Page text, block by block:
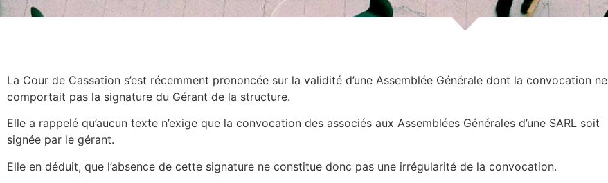
La Cour de Cassation s’est récemment prononcée sur la validité d’une Assemblée Générale dont la convocation ne
comportait pas la signature du Gérant de la structure.
Elle a rappelé qu’aucun texte n’exige que la convocation des associés aux Assemblées Générales d’une SARL soit
signée par le gérant.
Elle en déduit, que l’absence de cette signature ne constitue donc pas une irrégularité de la convocation.